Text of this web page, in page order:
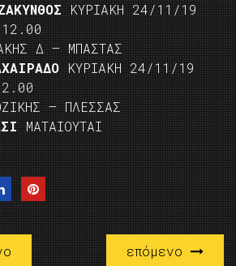
ΚΥΡΙΑΚΗ 24/11/19
Δ – ΜΠΑΣΤΑΣ
ΚΥΡΙΑΚΗ 24/11/19
– ΠΛΕΣΣΑΣ
ΜΑΤΑΙΟΥΤΑΙ
επόμενο